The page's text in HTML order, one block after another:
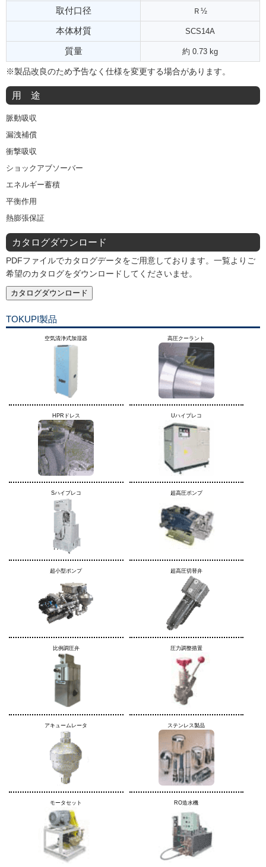
取付口径 Ｒ½
本体材質 SCS14A
質量 約 0.73 kg
※製品改良のため予告なく仕様を変更する場合があります。
用 途
脈動吸収
漏洩補償
衝撃吸収
ショックアブソーバー
エネルギー蓄積
平衡作用
熱膨張保証
カタログダウンロード
PDFファイルでカタログデータをご用意しております。一覧よりご
希望のカタログをダウンロードしてくださいませ。
カタログダウンロード
TOKUPI製品
空気清浄式加湿器 高圧クーラント
HPRドレス Uハイプレコ
Sハイプレコ 超高圧ポンプ
超小型ポンプ 超高圧切替弁
比例調圧弁 圧力調整措置
アキュームレータ ステンレス製品
モータセット RO造水機